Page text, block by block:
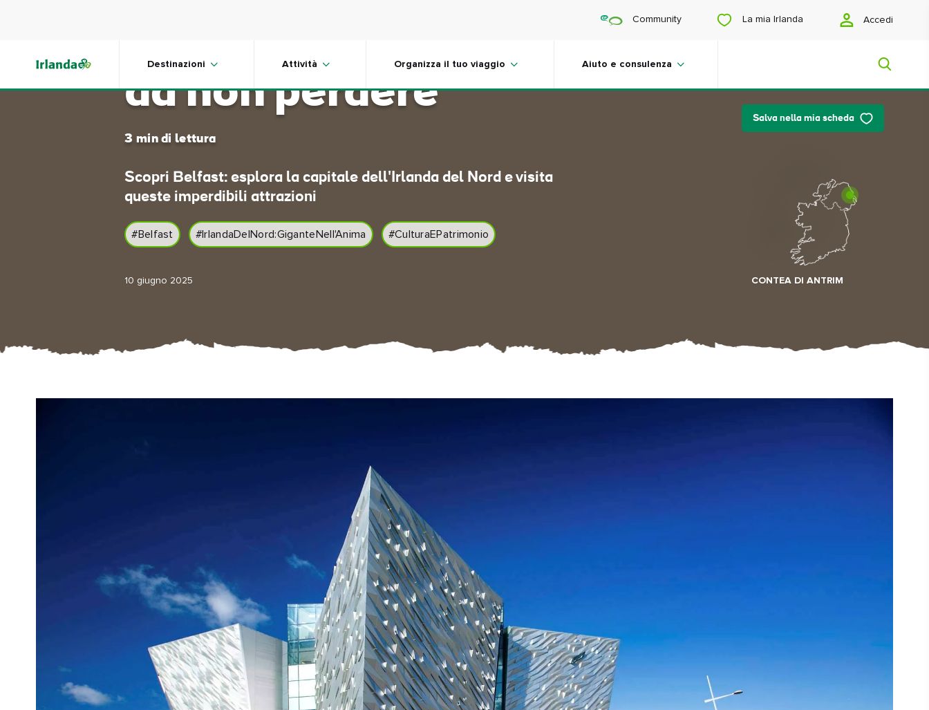
Community La mia Irlanda Accedi
Destinazioni Attività Organizza il tuo viaggio Aiuto e consulenza
organizzando un viaggio? O desideri
semplicemente vedere qualcosa di
bello? Ti mostreremo un'Irlanda su
#LuoghiStorici
Salva nella mia scheda
Belfast: 10 attrazioni
da non perdere
3 min di lettura
Scopri Belfast: esplora la capitale dell'Irlanda del Nord e visita
queste imperdibili attrazioni
#Belfast #IrlandaDelNord:GiganteNell'Anima #CulturaEPatrimonio
10 giugno 2025 CONTEA DI ANTRIM